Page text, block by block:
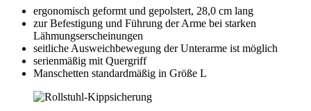
ergonomisch geformt und gepolstert, 28,0 cm lang
zur Befestigung und Führung der Arme bei starken
Lähmungserscheinungen
seitliche Ausweichbewegung der Unterarme ist möglich
serienmäßig mit Quergriff
Manschetten standardmäßig in Größe L